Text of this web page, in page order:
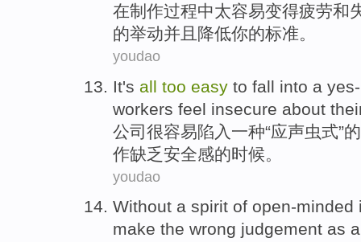
在制作过程中太容易变得疲劳和
的举动并且 降低你的标准。
youdao
It's all too easy to fall into a
workers feel insecure about
公司很容易陷入 一种“应声虫式”的
作缺乏安全感的时候。
youdao
Without a spirit of open-minded
make the wrong judgement as